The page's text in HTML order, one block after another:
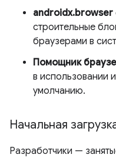
androidx.browser
строительные
браузерами в
Помощник
в использовании
умолчанию.
Начальная
Разработчики —